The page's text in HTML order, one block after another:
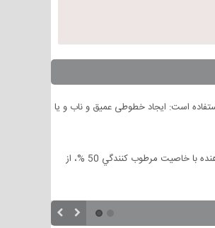
است: ایجاد خطوطی عمیق و ناب و یا
اين مداد چشم داراي فرمولاسيوني است كه رنگي نرم و مقاوم ايجاد كرده و پوشانندگي عالي دارد. افكت بسيار براقي را ايجاد مي نمايد. به علت داشتن مواد تشكيل دهنده با خاصيت مرطوب كنندگي 50 %، از